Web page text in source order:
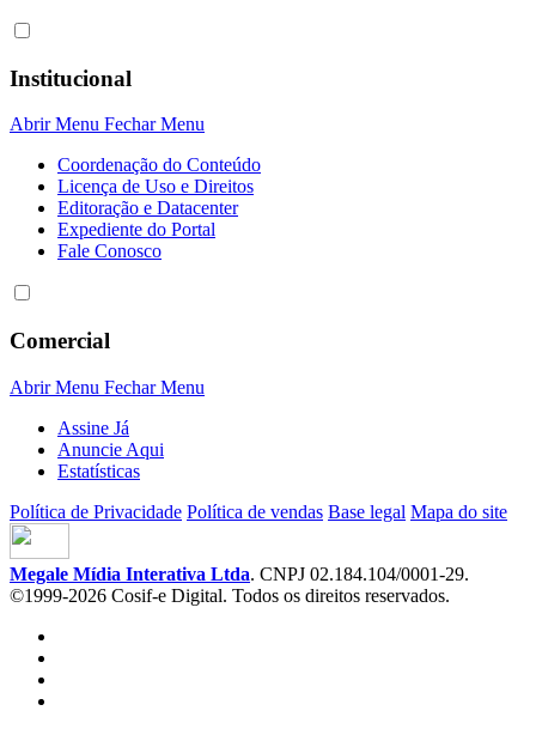
Institucional
Abrir Menu Fechar Menu
Coordenação do Conteúdo
Licença de Uso e Direitos
Editoração e Datacenter
Expediente do Portal
Fale Conosco
Comercial
Abrir Menu Fechar Menu
Assine Já
Anuncie Aqui
Estatísticas
Política de Privacidade Política de vendas Base legal Mapa do site
Megale Mídia Interativa Ltda. CNPJ 02.184.104/0001-29.
©1999-2026 Cosif-e Digital. Todos os direitos reservados.